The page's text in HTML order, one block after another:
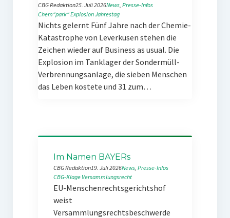
CBG Redaktion25. Juli 2026News, Presse-Infos
Chem“park“ExplosionJahrestag
Nichts gelernt Fünf Jahre nach der Chemie-
Katastrophe von Leverkusen stehen die
Zeichen wieder auf Business as usual. Die
Explosion im Tanklager der Sondermüll-
Verbrennungsanlage, die sieben Menschen
das Leben kostete und 31 zum…
Im Namen BAYERs
CBG Redaktion19. Juli 2026News, Presse-Infos
CBG-Klage Versammlungsrecht
EU-Menschenrechtsgerichtshof
weist
Versammlungsrechtsbeschwerde